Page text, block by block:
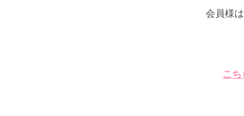
会員様
こち